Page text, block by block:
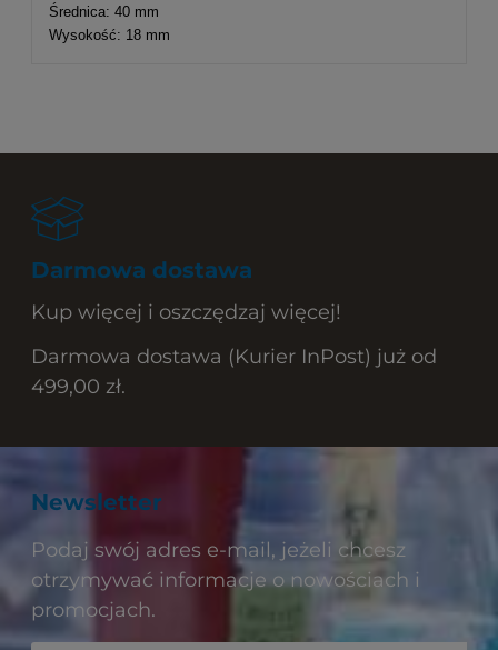
Średnica: 40 mm
Wysokość: 18 mm
Darmowa dostawa
Kup więcej i oszczędzaj więcej!
Darmowa dostawa (Kurier InPost) już od
499,00 zł.
Newsletter
Podaj swój adres e-mail, jeżeli chcesz
otrzymywać informacje o nowościach i
promocjach.